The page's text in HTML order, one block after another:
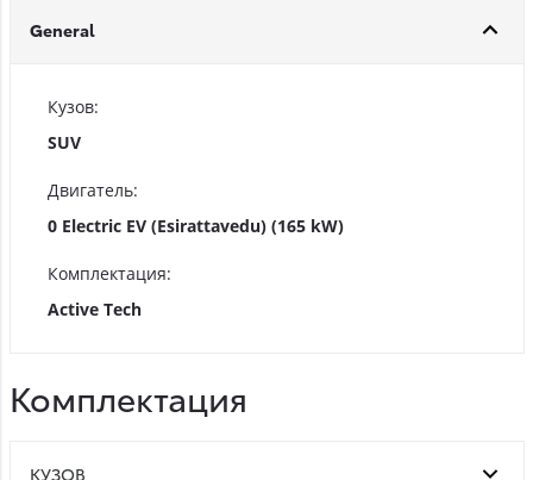
General
Кузов:
SUV
Двигатель:
0 Electric EV (Esirattavedu) (165 kW)
Комплектация:
Active Tech
Комплектация
КУЗОВ